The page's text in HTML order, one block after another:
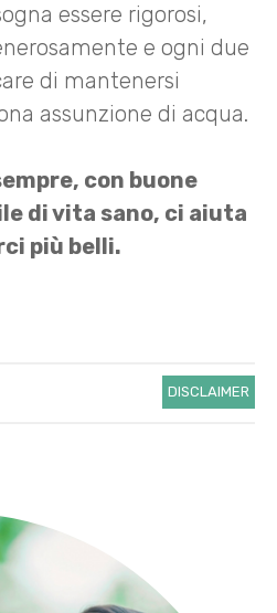
essere rigorosi,
e ogni due
di mantenersi
assunzione di acqua.
con buone
di vita sano, ci aiuta
più belli.
DISCLAIMER